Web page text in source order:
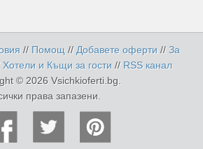
// Помощ //Добавете оферти//За
Хотели и Къщи за гости // RSS канал
© 2026 Vsichkioferti.bg.
права запазени.